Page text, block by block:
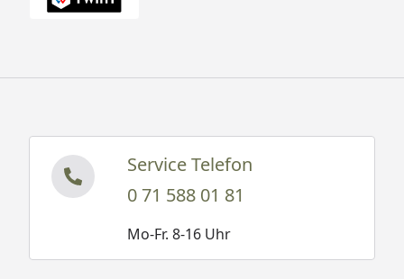
Service Telefon
0 71 588 01 81
Mo-Fr. 8-16 Uhr